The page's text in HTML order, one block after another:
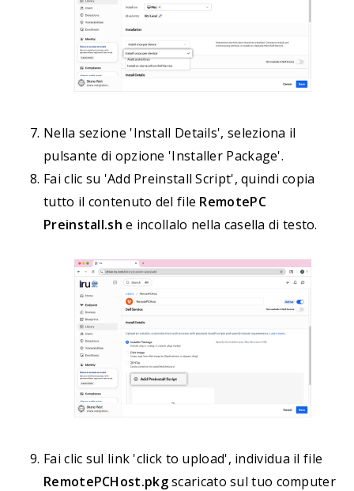
Nella sezione 'Install Details', seleziona il
pulsante di opzione 'Installer Package'.
Fai clic su 'Add Preinstall Script', quindi copia
tutto il contenuto del file RemotePC
Preinstall.sh e incollalo nella casella di testo.
Fai clic sul link 'click to upload', individua il file
RemotePCHost.pkgscaricato sul tuo computer